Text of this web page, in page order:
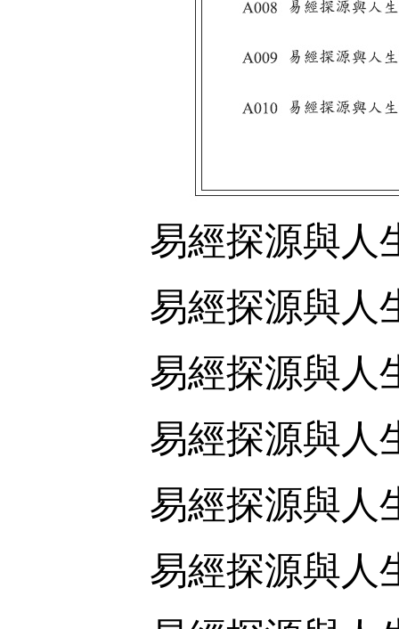
易經探源與人
易經探源與人
易經探源與人
易經探源與人
易經探源與人
易經探源與人